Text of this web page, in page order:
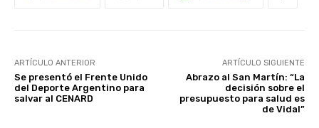
ARTÍCULO ANTERIOR
Se presentó el Frente Unido
del Deporte Argentino para
salvar al CENARD
ARTÍCULO SIGUIENTE
Abrazo al San Martín: “La
decisión sobre el
presupuesto para salud es
de Vidal”